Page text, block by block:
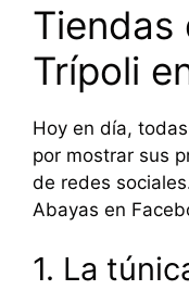
Tiendas
Trípoli
Hoy en día,
por mostrar sus
de redes
Abayas en
1. La